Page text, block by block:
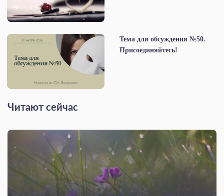
Тема для обсуждения №50.
Присоединяйтесь!
Читают сейчас